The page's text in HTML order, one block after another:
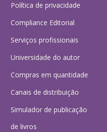
Política de privacidade
Compliance Editorial
Serviços profissionais
Universidade do autor
Compras em quantidade
Canais de distribuição
Simulador de publicação
de livros